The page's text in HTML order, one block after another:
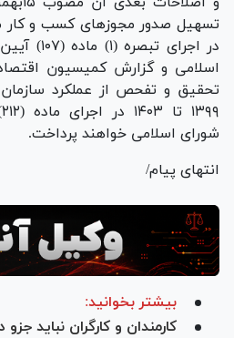
در اجرای
اسلامی و گزارش کمیسیون
تحقیق و تفحص از عملکرد سازمان
شورای اسلامی خواهند پرداخت.
انتهای پیام/
بیشتر بخوانید:
کارمندان و کارگران نباید